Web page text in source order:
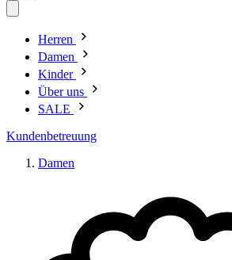
Herren
Damen
Kinder
Über uns
SALE
Kundenbetreuung
Damen